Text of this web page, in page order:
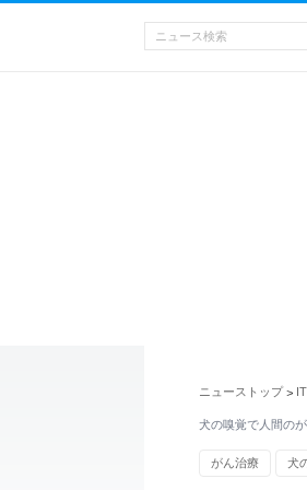
ニューストップ >
犬の嗅覚で人間の
がん治療 犬